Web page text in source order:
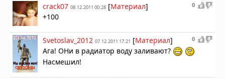
0
crack07 08.12.2011 00:28 [Материал]
+100
0
Svetoslav_2012 07.12.2011 17:21 [Материал]
Ага! ОНи в радиатор воду заливают?
Насмешил!